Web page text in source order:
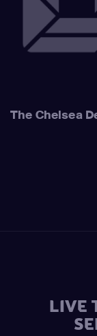
The Chelsea
LIVE